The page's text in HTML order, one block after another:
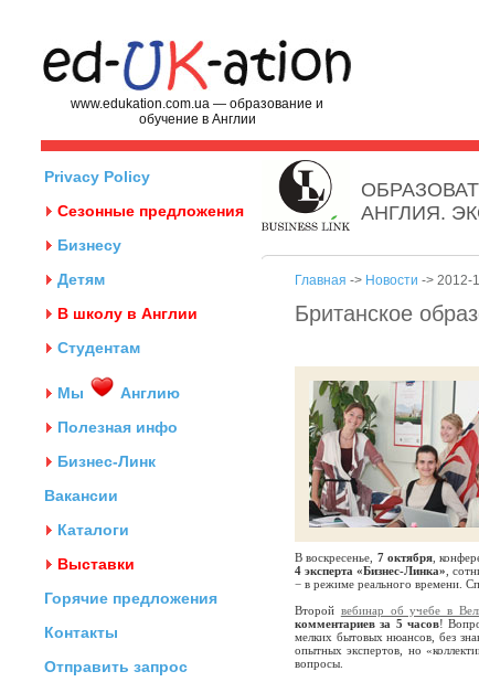
www.edukation.com.ua — образование и
обучение в Англии
Privacy Policy
Сезонные предложения
Бизнесу
Детям
В школу в Англии
Студентам
Мы
Англию
Полезная инфо
Бизнес-Линк
Вакансии
Каталоги
Выставки
Горячие предложения
Контакты
Отправить запрос
АНГЛИЯ.
Главная -> Новости -> 2012-
Британское
В воскресенье, 7 октября ,
4 эксперта «Бизнес-Линка» ,
− в режиме реального времени.
Второй вебинар об учебе в
комментариев за 5 часов!
мелких бытовых нюансов, без
опытных экспертов, но
вопросы.